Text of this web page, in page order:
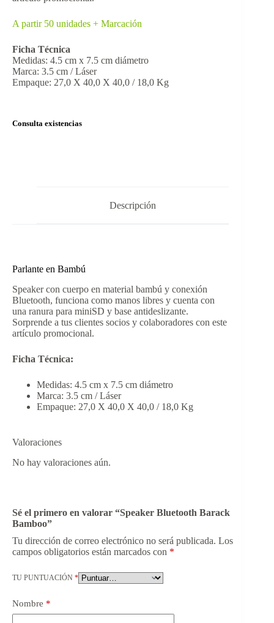
A partir 50 unidades + Marcación
Ficha Técnica
Medidas: 4.5 cm x 7.5 cm diámetro
Marca: 3.5 cm / Láser
Empaque: 27,0 X 40,0 X 40,0 / 18,0 Kg
Consulta existencias
Descripción
Parlante en Bambú
Speaker con cuerpo en material bambú y conexión
Bluetooth, funciona como manos libres y cuenta con
una ranura para miniSD y base antideslizante.
Sorprende a tus clientes socios y colaboradores con este
artículo promocional.
Ficha Técnica:
Medidas: 4.5 cm x 7.5 cm diámetro
Marca: 3.5 cm / Láser
Empaque: 27,0 X 40,0 X 40,0 / 18,0 Kg
Valoraciones
No hay valoraciones aún.
Sé el primero en valorar “Speaker Bluetooth Barack
Bamboo”
Tu dirección de correo electrónico no será publicada. Los
campos obligatorios están marcados con *
TU PUNTUACIÓN *
Nombre *